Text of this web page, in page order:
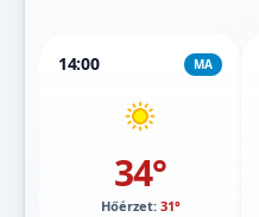
14:00 MA
34°
Hőérzet: 31°